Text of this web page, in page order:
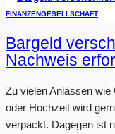
FINANZENGESELLSCHAFT
Bargeld
Nachweis
Zu vielen Anlässen
oder Hochzeit wird
verpackt. Dagegen ist